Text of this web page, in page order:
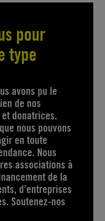
pour
type
avons pu le
de nos
donatrices.
nous pouvons
en toute
Nous
associations à
de la
d’entreprises
Soutenez-nos